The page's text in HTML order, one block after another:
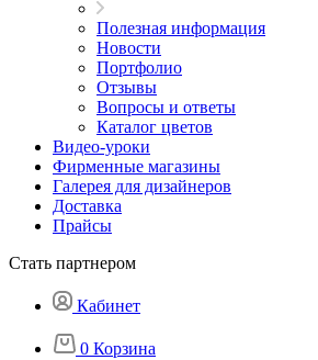
Полезная информация
Новости
Портфолио
Отзывы
Вопросы и ответы
Каталог цветов
Видео-уроки
Фирменные магазины
Галерея для дизайнеров
Доставка
Прайсы
Стать партнером
Кабинет
0 Корзина